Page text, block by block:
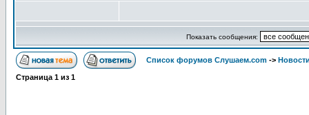
Показать сообщения:
Список форумов Слушаем.com ->
Страница 1 из 1